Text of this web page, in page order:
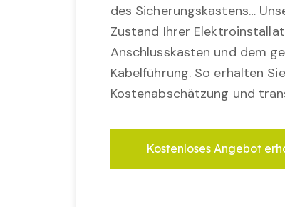
des Sicherungskastens…
Zustand Ihrer
Anschlusskasten und dem
Kabelführung. So erhalten
Kostenabschätzung und
Kostenloses Angebot